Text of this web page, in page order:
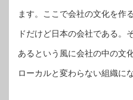
ます。ここで会社の文化を作
ドだけど日本の会社である。
あるという風に会社の中の文
ローカルと変わらない組織に